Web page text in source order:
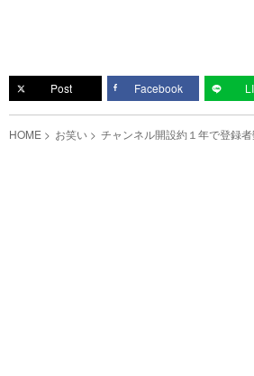
Post Facebook
HOME お笑い チャンネル開設約１年で登録
の勢いが止まらない